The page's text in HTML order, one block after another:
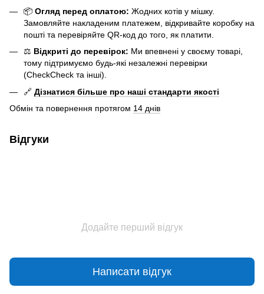
📦 Огляд перед оплатою: Жодних котів у мішку.
Замовляйте накладеним платежем, відкривайте коробку на
пошті та перевіряйте QR-код до того, як платити.
⚖️ Відкриті до перевірок: Ми впевнені у своєму товарі,
тому підтримуємо будь-які незалежні перевірки
(CheckCheck та інші).
🔗 Дізнатися більше про наші стандарти якості
Обмін та повернення протягом 14 днів
Відгуки
Додайте перший відгук
Написати відгук